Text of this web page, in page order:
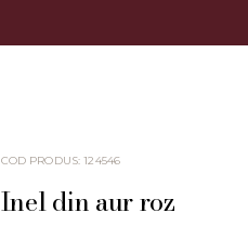
COD PRODUS:124546
Inel din aur roz